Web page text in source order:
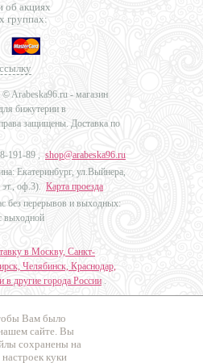
Вам было
сайте. Вы
сохранены на
куки
об акциях
группах:
Arabeska96.ru - магазин
бижутерии в
защищены. Доставка по
191-89 , shop@arabeska96.ru
Екатеринбург, ул.Выйнера,
оф.3). Карта проезда
без перерывов и выходных:
выходной
в Москву, Санкт-
Челябинск, Краснодар,
в другие города России .